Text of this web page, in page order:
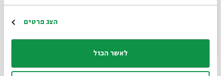
הצג פרטים
לאשר הכול